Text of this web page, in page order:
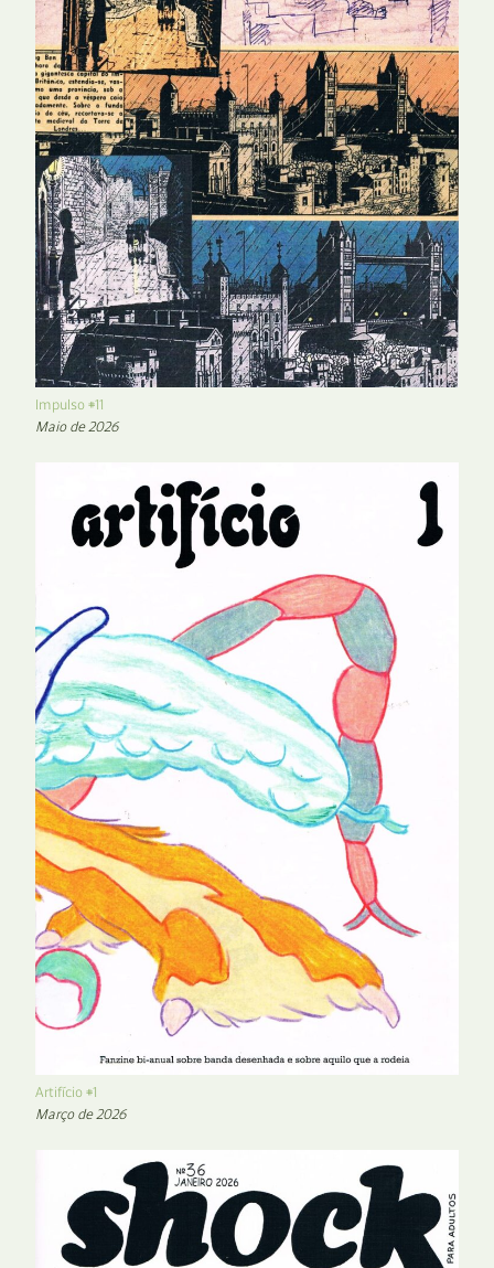
Impulso #11
Maio de 2026
Artifício #1
Março de 2026